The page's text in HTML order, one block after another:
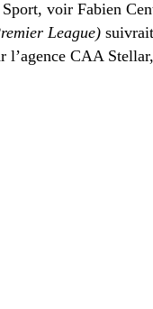
voir Fabien
League)
l’agence CAA